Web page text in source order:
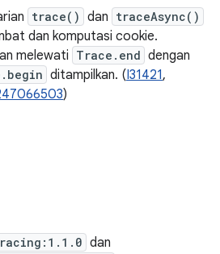
trace() dan traceAsync()
dan komputasi cookie.
melewati Trace.end dengan
ditampilkan. (I31421,
)
dan